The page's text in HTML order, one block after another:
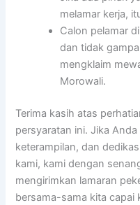
melamar kerja,
Calon pelamar
dan tidak
mengklaim
Morowali.
Terima kasih atas
persyaratan ini. Jika
keterampilan, dan
kami, kami dengan
mengirimkan lamaran
bersama-sama kita capai